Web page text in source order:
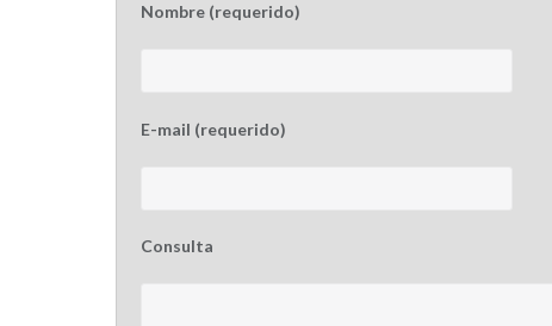
Nombre (requerido)
E-mail (requerido)
Consulta